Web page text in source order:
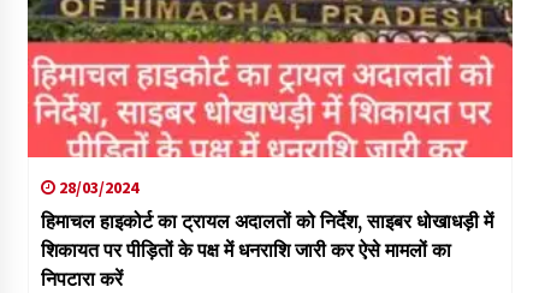
28/03/2024
हिमाचल हाइकोर्ट का ट्रायल अदालतों को निर्देश, साइबर धोखाधड़ी में
शिकायत पर पीड़ितों के पक्ष में धनराशि जारी कर ऐसे मामलों का
निपटारा करें